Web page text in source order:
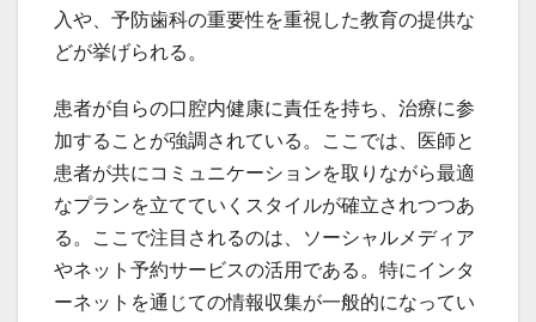
入や、予防歯科の重要性を重視した教育の提供な
どが挙げられる。
患者が自らの口腔内健康に責任を持ち、治療に参
加することが強調されている。ここでは、医師と
患者が共にコミュニケーションを取りながら最適
なプランを立てていくスタイルが確立されつつあ
る。ここで注目されるのは、ソーシャルメディア
やネット予約サービスの活用である。特にインタ
ーネットを通じての情報収集が一般的になってい